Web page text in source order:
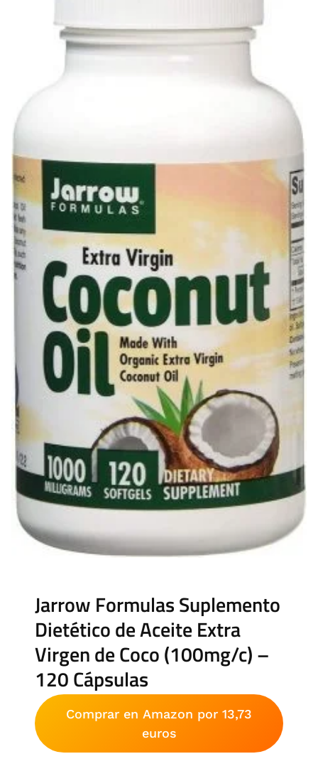
Jarrow Formulas Suplemento
Dietético de Aceite Extra
Virgen de Coco (100mg/c) –
120 Cápsulas
Comprar en Amazon por 13,73
euros